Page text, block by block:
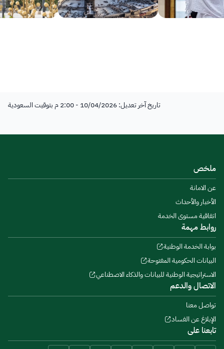
تاريخ آخر تعديل: 10/04/2026 - 2:00 م بتوقيت السعودية
ملخص
عن الامانة
الأخبار والأحداث
اتفاقية مستوى الخدمة
روابط مهمة
بوابة الخدمة الوطنية
البيانات الحكومية المفتوحة
الاستراتيجية الوطنية للبيانات والذكاء الاصطناعي
الاتصال والدعم
تواصل معنا
الإبلاغ عن الفساد
تابعنا على